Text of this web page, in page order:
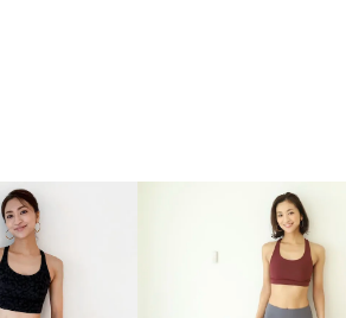
忙しい毎日に「うるおいター
ボ」を。新【SOFINA BASIC＋】